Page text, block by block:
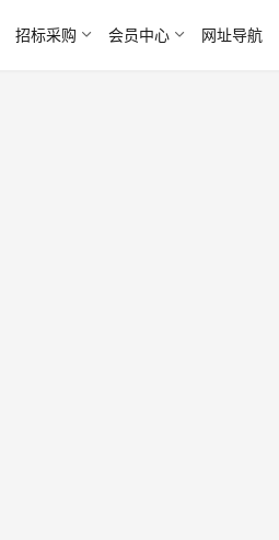
招标采购 会员中心 网址导航